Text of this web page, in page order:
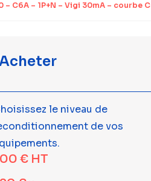
– C6A – 1P+N – Vigi 30mA – courbe C
le niveau de
de vos
€ HT